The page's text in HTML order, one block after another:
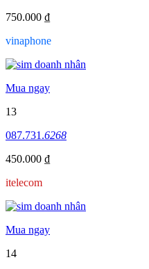
750.000 ₫
vinaphone
Mua ngay
13
087.731.6268
450.000 ₫
itelecom
Mua ngay
14